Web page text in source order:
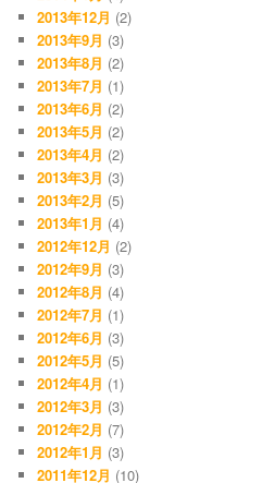
2013年12月 (2)
2013年9月 (3)
2013年8月 (2)
2013年7月 (1)
2013年6月 (2)
2013年5月 (2)
2013年4月 (2)
2013年3月 (3)
2013年2月 (5)
2013年1月 (4)
2012年12月 (2)
2012年9月 (3)
2012年8月 (4)
2012年7月 (1)
2012年6月 (3)
2012年5月 (5)
2012年4月 (1)
2012年3月 (3)
2012年2月 (7)
2012年1月 (3)
2011年12月 (10)